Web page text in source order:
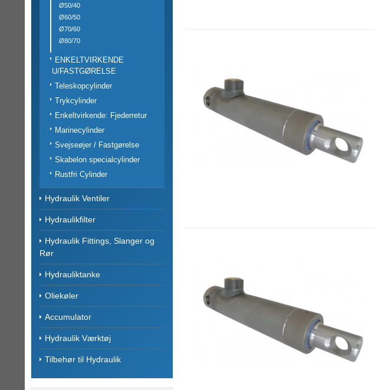
Ø50/40
Ø60/50
Ø70/60
Ø80/70
ENKELTVIRKENDE
U/FASTGØRELSE
Teleskopcylinder
Trykcylinder
Enkeltvirkende: Fjederretur
Marinecylinder
Svejseøjer / Fastgørelse
Skabelon specialcylinder
Rustfri Cylinder
Hydraulik Ventiler
Hydraulikfilter
Hydraulik Fittings, Slanger og
Rør
Hydrauliktanke
Oliekøler
Accumulator
Hydraulik Værktøj
Tilbehør til Hydraulik